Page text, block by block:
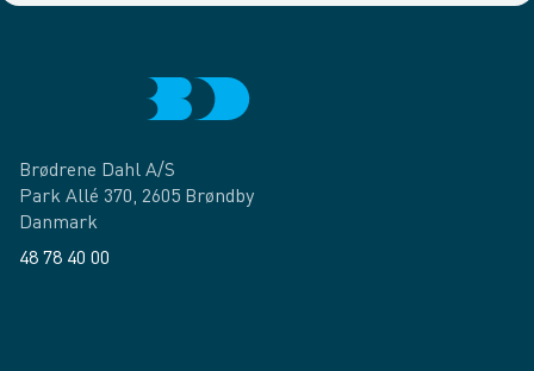
Brødrene Dahl A/S
Park Allé 370, 2605 Brøndby
Danmark
48 78 40 00